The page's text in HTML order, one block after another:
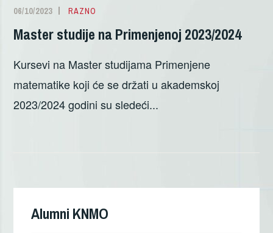
06/10/2023
ALEKSANDRA
DELIĆ
RAZNO
Master studije na Primenjenoj 2023/2024
Kursevi na Master studijama Primenjene
matematike koji će se držati u akademskoj
2023/2024 godini su sledeći...
Кретање
чланака
Alumni KNMO